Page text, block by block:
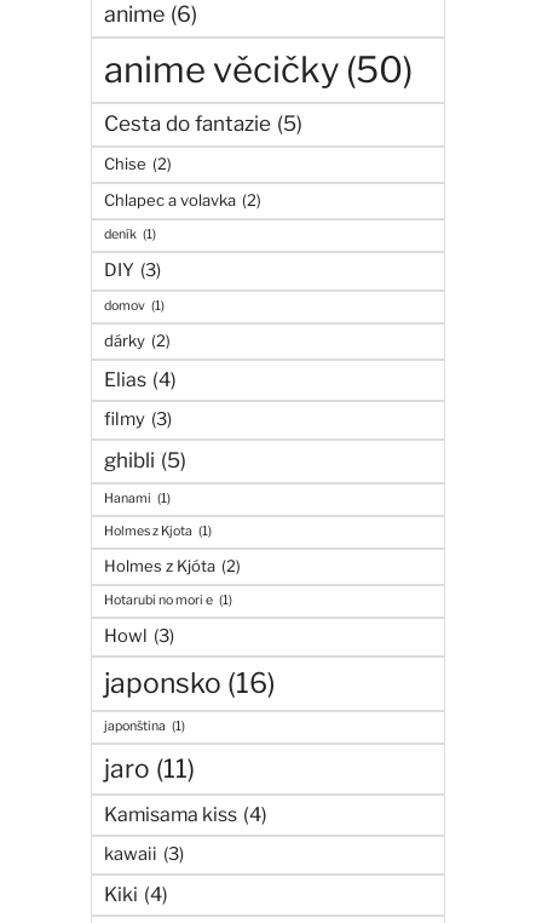
anime (6)
anime věcičky (50)
Cesta do fantazie (5)
Chise (2)
Chlapec a volavka (2)
deník (1)
DIY (3)
domov (1)
dárky (2)
Elias (4)
filmy (3)
ghibli (5)
Hanami (1)
Holmes z Kjota (1)
Holmes z Kjóta (2)
Hotarubi no mori e (1)
Howl (3)
japonsko (16)
japonština (1)
jaro (11)
Kamisama kiss (4)
kawaii (3)
Kiki (4)